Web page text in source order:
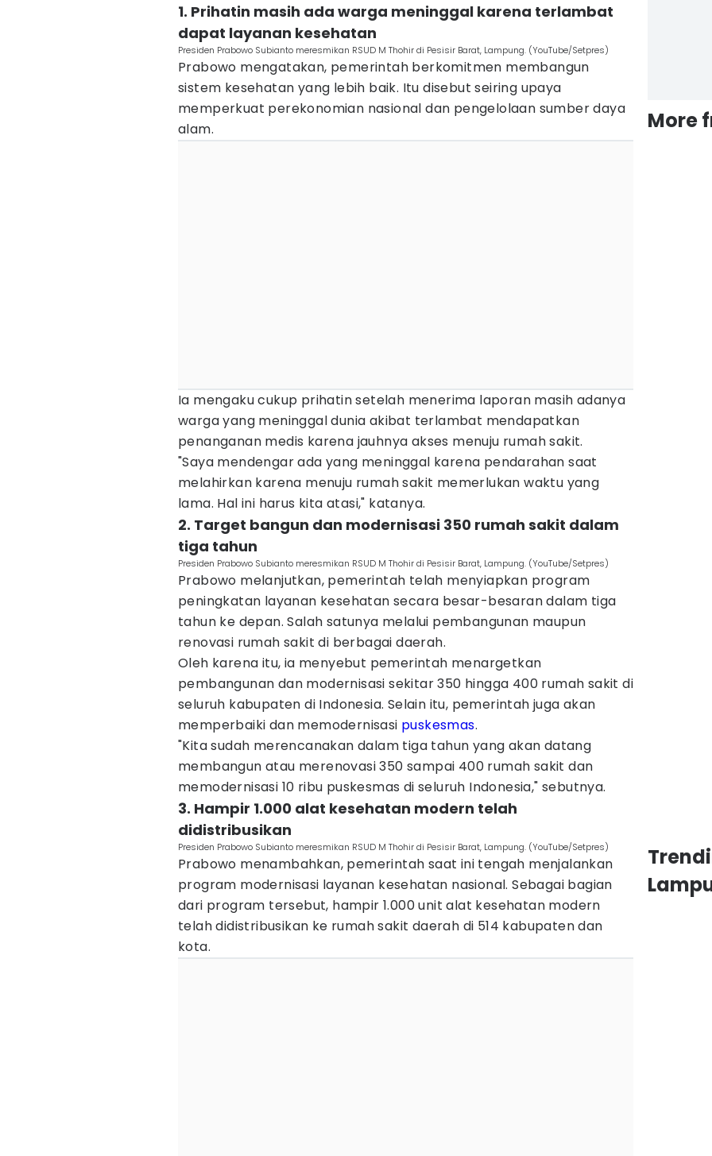
1. Prihatin masih ada warga meninggal karena terlambat
dapat layanan kesehatan
Presiden Prabowo Subianto meresmikan RSUD M Thohir di Pesisir Barat, Lampung. (YouTube/Setpres)
Prabowo mengatakan, pemerintah berkomitmen membangun
sistem kesehatan yang lebih baik. Itu disebut seiring upaya
memperkuat perekonomian nasional dan pengelolaan sumber daya
alam.
Ia mengaku cukup prihatin setelah menerima laporan masih adanya
warga yang meninggal dunia akibat terlambat mendapatkan
penanganan medis karena jauhnya akses menuju rumah sakit.
"Saya mendengar ada yang meninggal karena pendarahan saat
melahirkan karena menuju rumah sakit memerlukan waktu yang
lama. Hal ini harus kita atasi," katanya.
2. Target bangun dan modernisasi 350 rumah sakit dalam
tiga tahun
Presiden Prabowo Subianto meresmikan RSUD M Thohir di Pesisir Barat, Lampung. (YouTube/Setpres)
Prabowo melanjutkan, pemerintah telah menyiapkan program
peningkatan layanan kesehatan secara besar-besaran dalam tiga
tahun ke depan. Salah satunya melalui pembangunan maupun
renovasi rumah sakit di berbagai daerah.
Oleh karena itu, ia menyebut pemerintah menargetkan
pembangunan dan modernisasi sekitar 350 hingga 400 rumah sakit di
seluruh kabupaten di Indonesia. Selain itu, pemerintah juga akan
memperbaiki dan memodernisasi puskesmas.
"Kita sudah merencanakan dalam tiga tahun yang akan datang
membangun atau merenovasi 350 sampai 400 rumah sakit dan
memodernisasi 10 ribu puskesmas di seluruh Indonesia," sebutnya.
3. Hampir 1.000 alat kesehatan modern telah
didistribusikan
Presiden Prabowo Subianto meresmikan RSUD M Thohir di Pesisir Barat, Lampung. (YouTube/Setpres)
Prabowo menambahkan, pemerintah saat ini tengah menjalankan
program modernisasi layanan kesehatan nasional. Sebagai bagian
dari program tersebut, hampir 1.000 unit alat kesehatan modern
telah didistribusikan ke rumah sakit daerah di 514 kabupaten dan
kota.
More